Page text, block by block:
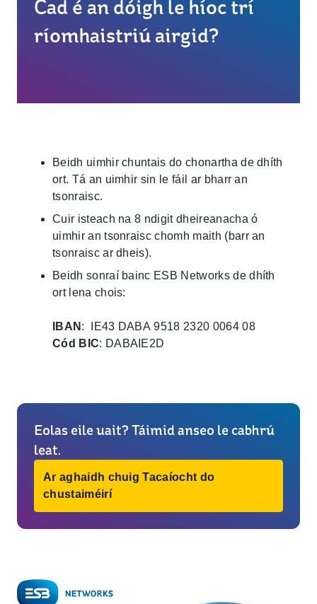
Cad é an dóigh le híoc trí
ríomhaistriú airgid?
Beidh uimhir chuntais do chonartha de dhíth
ort. Tá an uimhir sin le fáil ar bharr an
tsonraisc.
Cuir isteach na 8 ndigit dheireanacha ó
uimhir an tsonraisc chomh maith (barr an
tsonraisc ar dheis).
Beidh sonraí bainc ESB Networks de dhíth
ort lena chois:
IBAN : IE43 DABA 9518 2320 0064 08
Cód BIC: DABAIE2D
Eolas eile uait? Táimid anseo le cabhrú
leat.
Ar aghaidh chuig Tacaíocht do
chustaiméirí